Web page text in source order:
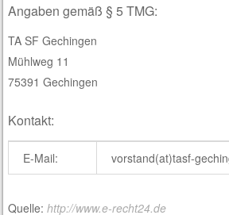
Angaben gemäß § 5 TMG:
TA SF Gechingen
Mühlweg 11
75391 Gechingen
Kontakt:
E-Mail: vorstand(at)tasf-
Quelle:http://www.e-recht24.de